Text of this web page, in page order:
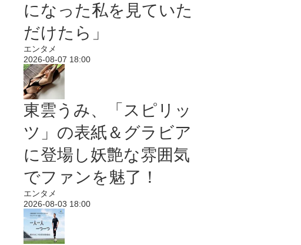
になった私を見ていた
だけたら」
エンタメ
2026-08-07 18:00
東雲うみ、「スピリッ
ツ」の表紙＆グラビア
に登場し妖艶な雰囲気
でファンを魅了！
エンタメ
2026-08-03 18:00